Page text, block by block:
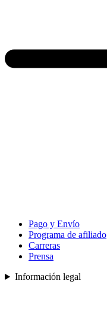
Pago y Envío
Programa de afiliado
Carreras
Prensa
Información legal